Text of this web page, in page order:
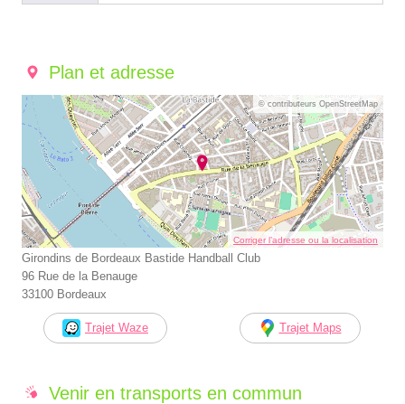
Plan et adresse
© contributeurs OpenStreetMap
Corriger l’adresse ou la localisation
Girondins de Bordeaux Bastide Handball Club
96 Rue de la Benauge
33100 Bordeaux
Trajet Waze Trajet Maps
Venir en transports en commun